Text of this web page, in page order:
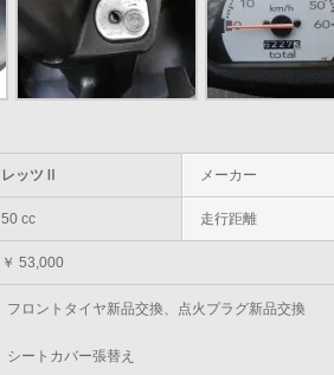
レッツⅡ メーカー
50 cc 走行距離
￥ 53,000
フロントタイヤ新品交換、点火プラグ新品交換
シートカバー張替え